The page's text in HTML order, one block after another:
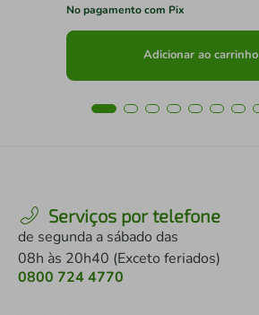
No pagamento com Pix
Adicionar ao carrinho
Serviços por telefone
de segunda a sábado das
08h às 20h40 (Exceto feriados)
0800 724 4770